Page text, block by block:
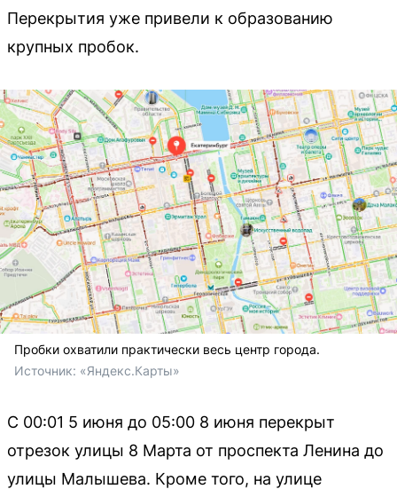
Перекрытия уже привели к образованию
крупных пробок.
Пробки охватили практически весь центр города.
Источник: «Яндекс.Карты»
С 00:01 5 июня до 05:00 8 июня перекрыт
отрезок улицы 8 Марта от проспекта Ленина до
улицы Малышева. Кроме того, на улице